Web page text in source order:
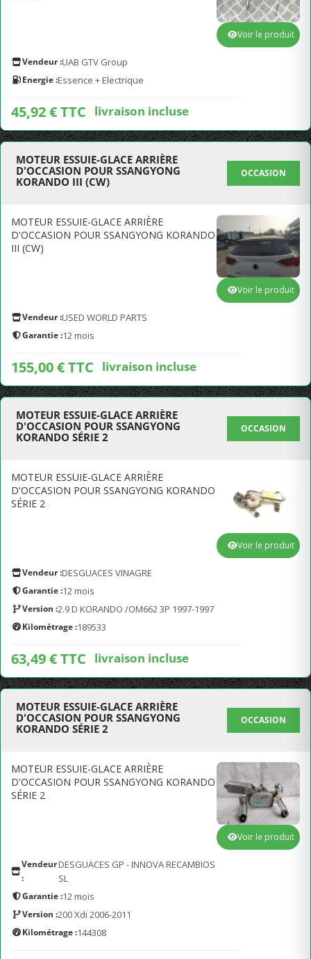
Vendeur :UAB GTV Group
Energie :Essence + Electrique
45,92 € TTC livraison incluse
Voir le produit
MOTEUR ESSUIE-GLACE ARRIÈRE
D'OCCASION POUR SSANGYONG
KORANDO III (CW)
OCCASION
MOTEUR ESSUIE-GLACE ARRIÈRE
D'OCCASION POUR SSANGYONG KORANDO
III (CW)
Vendeur :USED WORLD PARTS
Garantie :12 mois
155,00 € TTC livraison incluse
Voir le produit
MOTEUR ESSUIE-GLACE ARRIÈRE
D'OCCASION POUR SSANGYONG
KORANDO SÉRIE 2
OCCASION
MOTEUR ESSUIE-GLACE ARRIÈRE
D'OCCASION POUR SSANGYONG KORANDO
SÉRIE 2
Vendeur :DESGUACES VINAGRE
Garantie :12 mois
Version :2.9 D KORANDO /OM662 3P 1997-1997
Kilométrage :189533
63,49 € TTC livraison incluse
Voir le produit
MOTEUR ESSUIE-GLACE ARRIÈRE
D'OCCASION POUR SSANGYONG
KORANDO SÉRIE 2
OCCASION
MOTEUR ESSUIE-GLACE ARRIÈRE
D'OCCASION POUR SSANGYONG KORANDO
SÉRIE 2
Vendeur
:
DESGUACES GP - INNOVA RECAMBIOS
SL
Garantie :12 mois
Version :200 Xdi 2006-2011
Kilométrage :144308
Voir le produit